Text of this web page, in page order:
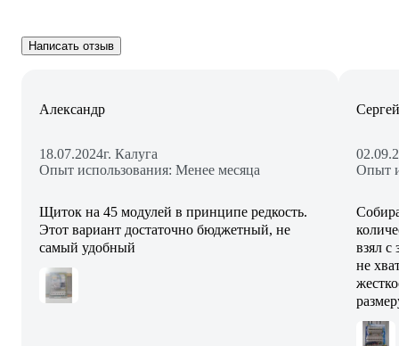
Написать отзыв
Александр
18.07.2024г. Калуга
Опыт использования: Менее месяца
Щиток на 45 модулей в принципе редкость.
Этот вариант достаточно бюджетный, не
самый удобный
Опыт
взял с
не